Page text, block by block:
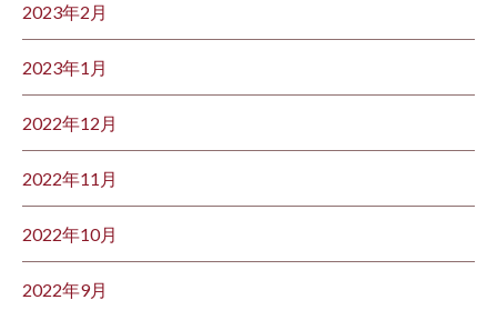
2023年2月
2023年1月
2022年12月
2022年11月
2022年10月
2022年9月